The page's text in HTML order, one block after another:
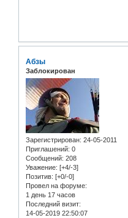
Абзы
Заблокирован
Зарегистрирован: 24-05-2011
Приглашений: 0
Сообщений: 208
Уважение: [+4/-3]
Позитив: [+0/-0]
Провел на форуме:
1 день 17 часов
Последний визит:
14-05-2019 22:50:07